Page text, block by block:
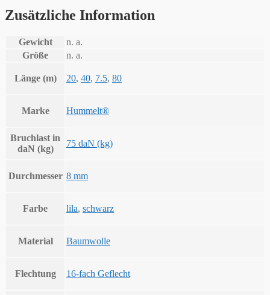
Zusätzliche Information
Gewicht
n. a.
Größe
n. a.
Länge (m) 20, 40, 7.5, 80
Marke Hummelt®
Bruchlast in
daN (kg)
75 daN (kg)
Durchmesser 8 mm
Farbe lila, schwarz
Material Baumwolle
Flechtung 16-fach Geflecht